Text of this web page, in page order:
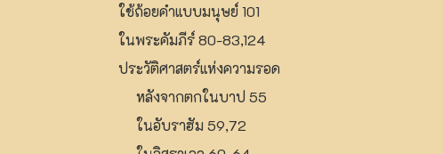
ใช้ถ้อยคำแบบมนุษย์ 101
ในพระคัมภีร์ 80-83,124
ประวัติศาสตร์แห่งความรอด
หลังจากตกในบาป 55
ในอับราฮัม 59,72